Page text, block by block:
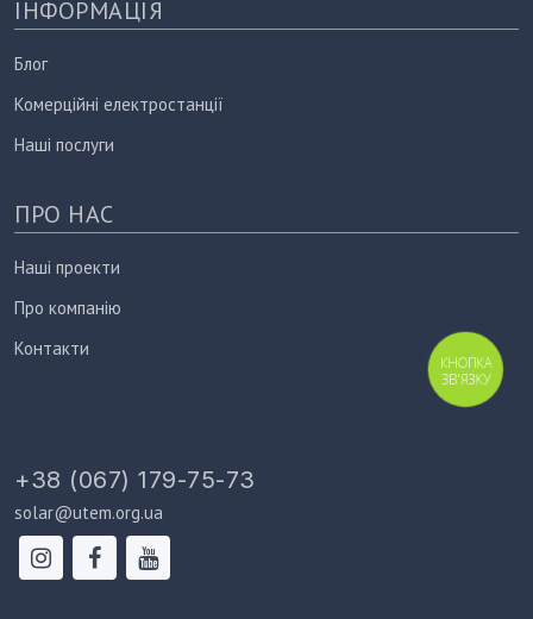
ІНФОРМАЦІЯ
Блог
Комерційні електростанції
Наші послуги
ПРО НАС
Наші проекти
Про компанію
Контакти
+38 (067) 179-75-73
solar@utem.org.ua
КНОПКА
ЗВ'ЯЗКУ